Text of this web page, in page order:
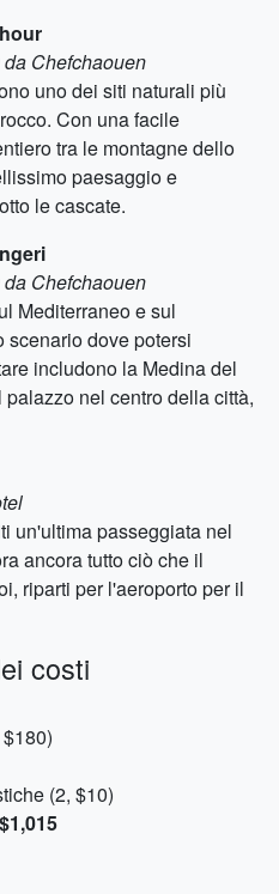
Chefchaouen
uno dei siti naturali più
Con una facile
tra le montagne dello
paesaggio e
le cascate.
Chefchaouen
Mediterraneo e sul
dove potersi
includono la Medina del
nel centro della città,
un'ultima passeggiata nel
ancora tutto ciò che il
riparti per l'aeroporto per il
costi
(2, $10)
$1,015